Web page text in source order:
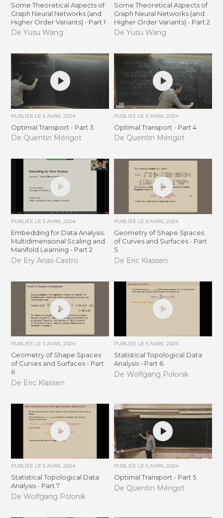
Some Theoretical Aspects of
Graph Neural Networks (and
Higher Order Variants) - Part 1
De Yusu Wang
Some Theoretical Aspects of
Graph Neural Networks (and
Higher Order Variants) - Part 2
De Yusu Wang
PUBLIÉE LE5 AVRIL 2024
Optimal Transport - Part 3
De Quentin Mérigot
PUBLIÉE LE 5 AVRIL 2024
Optimal Transport - Part 4
De Quentin Mérigot
PUBLIÉE LE5 AVRIL 2024
Embedding for Data Analysis:
Multidimensional Scaling and
Manifold Learning - Part 2
De Ery Arias-Castro
PUBLIÉE LE 5 AVRIL 2024
Geometry of Shape Spaces
of Curves and Surfaces - Part
5
De Eric Klassen
PUBLIÉE LE5 AVRIL 2024
Geometry of Shape Spaces
of Curves and Surfaces - Part
6
De Eric Klassen
PUBLIÉE LE 5 AVRIL 2024
Statistical Topological Data
Analysis - Part 6
De Wolfgang Polonik
PUBLIÉE LE5 AVRIL 2024
Statistical Topological Data
Analysis - Part 7
De Wolfgang Polonik
PUBLIÉE LE 5 AVRIL 2024
Optimal Transport - Part 5
De Quentin Mérigot